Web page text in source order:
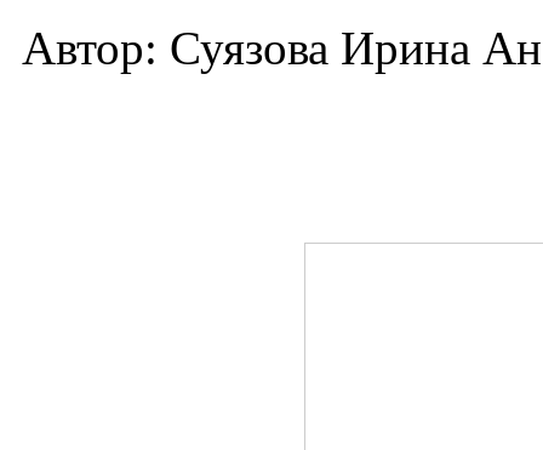
Автор: Суязова Ирина